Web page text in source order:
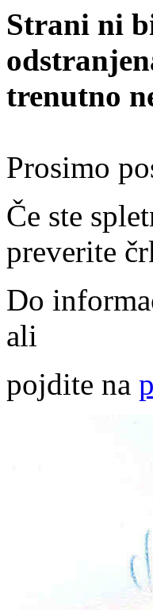
Strani ni
trenutno
Prosimo
Če ste
preverite
Do
ali
pojdite na